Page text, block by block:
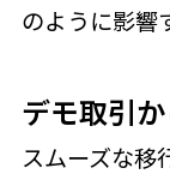
のように影響
デモ取引
スムーズな移